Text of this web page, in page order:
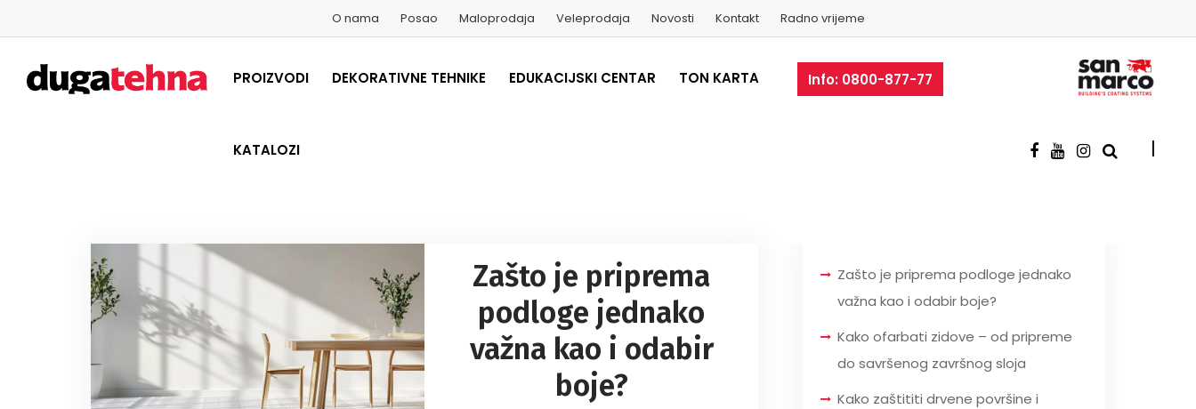
O nama Posao Maloprodaja Veleprodaja Novosti Kontakt Radno vrijeme
PROIZVODI DEKORATIVNE TEHNIKE EDUKACIJSKI CENTAR TON KARTA
KATALOZI
Info: 0800-877-77
Zašto je priprema
podloge jednako
važna kao i odabir
boje?
Zašto je priprema podloge jednako
važna kao i odabir boje?
Kako ofarbati zidove – od pripreme
do savršenog završnog sloja
Kako zaštititi drvene površine i